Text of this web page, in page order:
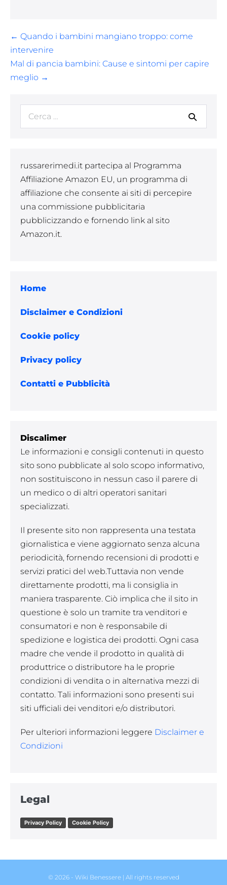
Navigazione
articoli
← Quando i bambini mangiano troppo: come
intervenire
Mal di pancia bambini: Cause e sintomi per capire
meglio →
Cerca
russarerimedi.it partecipa al Programma
Affiliazione Amazon EU, un programma di
affiliazione che consente ai siti di percepire
una commissione pubblicitaria
pubblicizzando e fornendo link al sito
Amazon.it.
Home
Disclaimer e Condizioni
Cookie policy
Privacy policy
Contatti e Pubblicità
Discalimer
Le informazioni e consigli contenuti in questo
sito sono pubblicate al solo scopo informativo,
non sostituiscono in nessun caso il parere di
un medico o di altri operatori sanitari
specializzati.
Il presente sito non rappresenta una testata
giornalistica e viene aggiornato senza alcuna
periodicità, fornendo recensioni di prodotti e
servizi pratici del web.Tuttavia non vende
direttamente prodotti, ma li consiglia in
maniera trasparente. Ciò implica che il sito in
questione è solo un tramite tra venditori e
consumatori e non è responsabile di
spedizione e logistica dei prodotti. Ogni casa
madre che vende il prodotto in qualità di
produttrice o distributore ha le proprie
condizioni di vendita o in alternativa mezzi di
contatto. Tali informazioni sono presenti sui
siti ufficiali dei venditori e/o distributori.
Per ulteriori informazioni leggere Disclaimer e
Condizioni
Legal
Privacy Policy Cookie Policy
© 2026 - Wiki Benessere | All rights reserved